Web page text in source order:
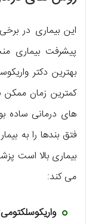
این بیماری در
پیشرفت بیماری
بهترین دکتر
کمترین زمان ممکن
های درمانی ساده
فتق بندها را به
بیماری بالا است
می کند: